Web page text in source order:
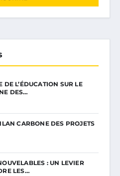
DE L’ÉDUCATION SUR LE
DES…
CARBONE DES PROJETS
: UN LEVIER
LES…